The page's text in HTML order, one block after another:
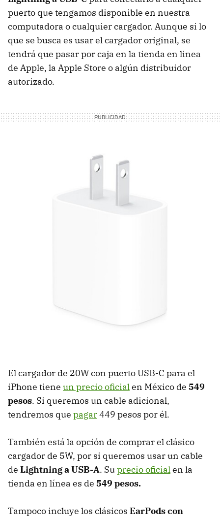
puerto que tengamos disponible en nuestra
computadora o cualquier cargador. Aunque si lo
que se busca es usar el cargador original, se
tendrá que pasar por caja en la tienda en linea
de Apple, la Apple Store o algún distribuidor
autorizado.
El cargador de 20W con puerto USB-C para el
iPhone tiene un precio oficialen México de 549
pesos. Si queremos un cable adicional,
tendremos que pagar449 pesos por él.
También está la opción de comprar el clásico
cargador de 5W, por si queremos usar un cable
de Lightning a USB-A. Suprecio oficialen la
tienda en línea es de 549 pesos.
Tampoco incluye los clásicos EarPods con